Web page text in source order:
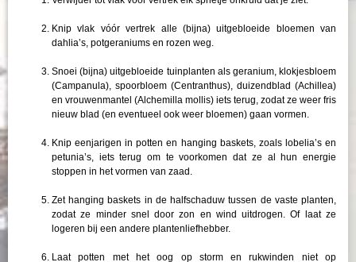
Knip vlak vóór vertrek alle (bijna) uitgebloeide bloemen van
dahlia’s, potgeraniums en rozen weg.
Snoei (bijna) uitgebloeide tuinplanten als geranium, klokjesbloem
(Campanula), spoorbloem (Centranthus), duizendblad (Achillea)
en vrouwenmantel (Alchemilla mollis) iets terug, zodat ze weer fris
nieuw blad (en eventueel ook weer bloemen) gaan vormen.
Knip eenjarigen in potten en hanging baskets, zoals lobelia’s en
petunia’s, iets terug om te voorkomen dat ze al hun energie
stoppen in het vormen van zaad.
Zet hanging baskets in de halfschaduw tussen de vaste planten,
zodat ze minder snel door zon en wind uitdrogen. Of laat ze
logeren bij een andere plantenliefhebber.
Laat potten met het oog op storm en rukwinden niet op